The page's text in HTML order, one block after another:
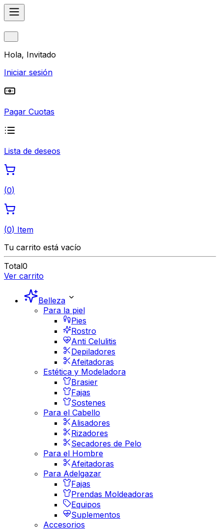
Hola, Invitado
Iniciar sesión
Pagar Cuotas
Lista de deseos
(0)
(0) Item
Tu carrito está vacío
Total0
Ver carrito
Belleza
Para la piel
Pies
Rostro
Anti Celulitis
Depiladores
Afeitadoras
Estética y Modeladora
Brasier
Fajas
Sostenes
Para el Cabello
Alisadores
Rizadores
Secadores de Pelo
Para el Hombre
Afeitadoras
Para Adelgazar
Fajas
Prendas Moldeadoras
Equipos
Suplementos
Accesorios